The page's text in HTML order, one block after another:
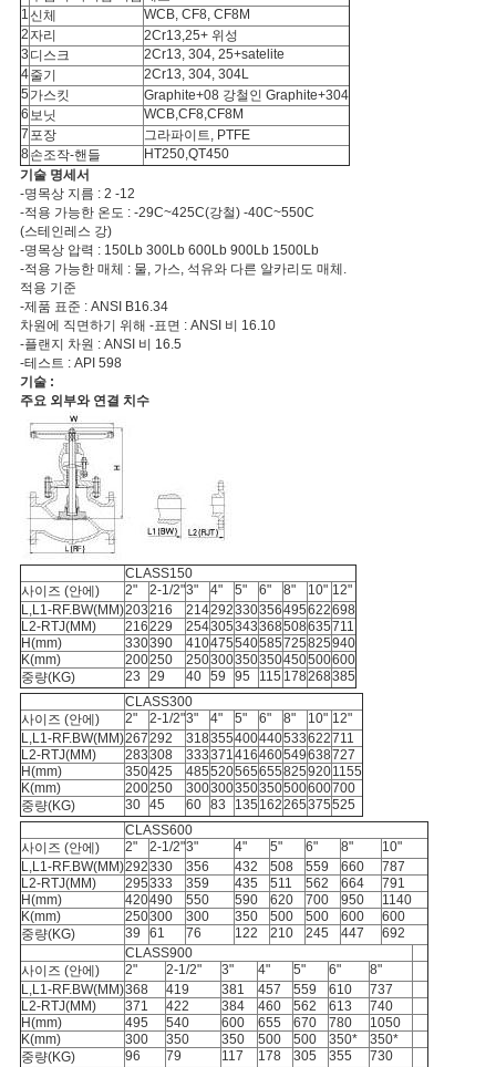
1신체
WCB, CF8, CF8M
2 자리
2Cr13,25+ 위성
3 디스크
2Cr13, 304, 25+satelite
4줄기
2Cr13, 304, 304L
5 가스킷
Graphite+08 강철인 Graphite+304
6 보닛
WCB,CF8,CF8M
7 포장
그라파이트, PTFE
8손조작-핸들
HT250,QT450
기술 명세서
-명목상 지름 : 2 -12
-적용 가능한 온도 : -29C~425C(강철) -40C~550C
(스테인레스 강)
-명목상 압력 : 150Lb 300Lb 600Lb 900Lb 1500Lb
-적용 가능한 매체 : 물, 가스, 석유와 다른 알카리도 매체.
적용 기준
-제품 표준 : ANSI B16.34
차원에 직면하기 위해 -표면 : ANSI 비 16.10
-플랜지 차원 : ANSI 비 16.5
-테스트 : API 598
기술 :
주요 외부와 연결 치수
CLASS150
사이즈 (안에)
2" 2-1/2"3" 4" 5" 6" 8" 10" 12"
L,L1-RF.BW(MM)203216 214292330356495622698
L2-RTJ(MM)
216229 254305343368508635711
H(mm)
330390 410475540585725825940
K(mm)
200250 250300350350450500600
중량(KG)
23 29 40 59 95 115 178268385
CLASS300
사이즈 (안에)
2" 2-1/2"3" 4" 5" 6" 8" 10" 12"
L,L1-RF.BW(MM)267292 318355400440533622711
L2-RTJ(MM)
283308 333371416460549638727
H(mm)
350425 4855205656558259201155
K(mm)
200250 300300350350500600700
중량(KG)
30 45 60 83 135 162265375525
CLASS600
사이즈 (안에)
2" 2-1/2"3" 4" 5" 6" 8"
10"
L,L1-RF.BW(MM)292330 356 432 508 559 660
787
L2-RTJ(MM)
295333 359 435 511 562 664
791
H(mm)
420490 550 590 620 700 950
1140
K(mm)
250300 300 350 500 500 600
600
중량(KG)
39 61 76 122 210 245 447
692
CLASS900
사이즈 (안에)
2" 2-1/2" 3" 4" 5" 6"
8"
L,L1-RF.BW(MM)368 419 381 457 559 610
737
L2-RTJ(MM)
371 422 384 460 562 613
740
H(mm)
495 540 600 655 670 780
1050
K(mm)
300 350 350 500 500 350*
350*
중량(KG)
96 79 117 178 305 355
730